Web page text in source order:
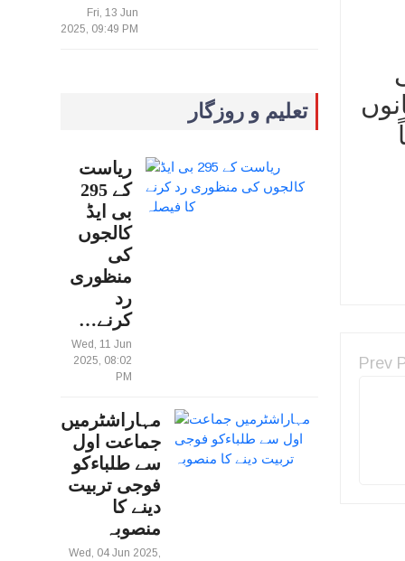
Fri, 13 Jun
2025, 09:49 PM
تعلیم و روزگار
ریاست
کے 295
بی ایڈ
کالجوں
کی
منظوری
رد
کرنے…
Wed, 11 Jun
2025, 08:02
PM
مہاراشٹرمیں
جماعت اول
سے طلباءکو
فوجی تربیت
دینے کا
منصوبہ
Wed, 04 Jun 2025,
Prev